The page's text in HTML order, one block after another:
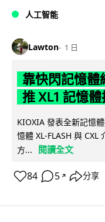
人工智能
Lawton 1 日
靠快閃記憶體
推 XL1 記憶體
KIOXIA 發表全新記憶
憶體 XL-FLASH 與
方...
閱讀全文
84 5 ↗ 分享